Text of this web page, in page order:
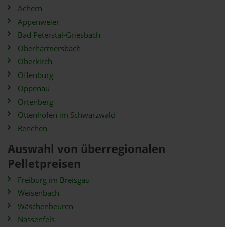
Achern
Appenweier
Bad Peterstal-Griesbach
Oberharmersbach
Oberkirch
Offenburg
Oppenau
Ortenberg
Ottenhöfen im Schwarzwald
Renchen
Auswahl von überregionalen
Pelletpreisen
Freiburg im Breisgau
Weisenbach
Wäschenbeuren
Nassenfels